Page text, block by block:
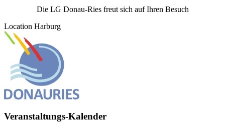
Die LG Donau-Ries freut sich auf Ihren Besuch
Location Harburg
Veranstaltungs-Kalender